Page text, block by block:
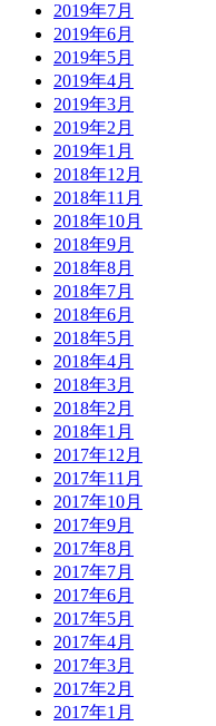
2019年7月
2019年6月
2019年5月
2019年4月
2019年3月
2019年2月
2019年1月
2018年12月
2018年11月
2018年10月
2018年9月
2018年8月
2018年7月
2018年6月
2018年5月
2018年4月
2018年3月
2018年2月
2018年1月
2017年12月
2017年11月
2017年10月
2017年9月
2017年8月
2017年7月
2017年6月
2017年5月
2017年4月
2017年3月
2017年2月
2017年1月